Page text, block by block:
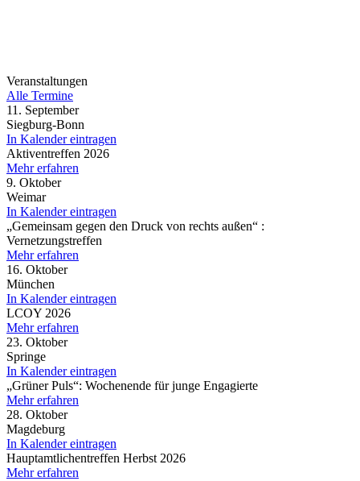
Veranstaltungen
Alle Termine
11. September
Siegburg-Bonn
In Kalender eintragen
Aktiventreffen 2026
Mehr erfahren
9. Oktober
Weimar
In Kalender eintragen
„Gemeinsam gegen den Druck von rechts außen“ :
Vernetzungstreffen
Mehr erfahren
16. Oktober
München
In Kalender eintragen
LCOY 2026
Mehr erfahren
23. Oktober
Springe
In Kalender eintragen
„Grüner Puls“: Wochenende für junge Engagierte
Mehr erfahren
28. Oktober
Magdeburg
In Kalender eintragen
Hauptamtlichentreffen Herbst 2026
Mehr erfahren